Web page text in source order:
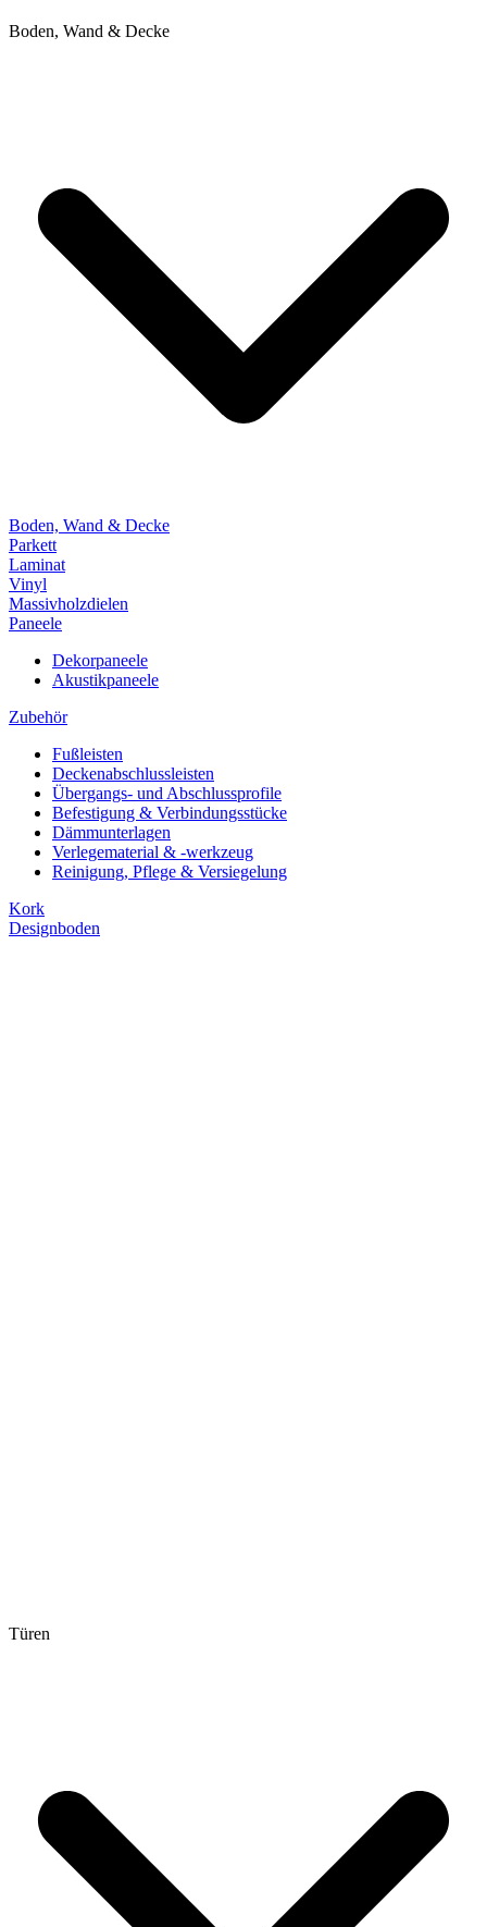
Boden, Wand & Decke
Boden, Wand & Decke
Parkett
Laminat
Vinyl
Massivholzdielen
Paneele
Dekorpaneele
Akustikpaneele
Zubehör
Fußleisten
Deckenabschlussleisten
Übergangs- und Abschlussprofile
Befestigung & Verbindungsstücke
Dämmunterlagen
Verlegematerial & -werkzeug
Reinigung, Pflege & Versiegelung
Kork
Designboden
Türen